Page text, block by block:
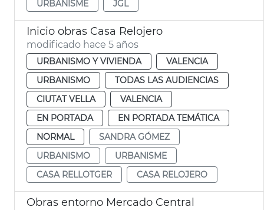
URBANISME
JGL
Inicio obras Casa Relojero
modificado hace 5 años
URBANISMO Y VIVIENDA
VALENCIA
URBANISMO
TODAS LAS AUDIENCIAS
CIUTAT VELLA
VALENCIA
EN PORTADA
EN PORTADA TEMÁTICA
NORMAL
SANDRA GÓMEZ
URBANISMO
URBANISME
CASA RELLOTGER
CASA RELOJERO
Obras entorno Mercado Central